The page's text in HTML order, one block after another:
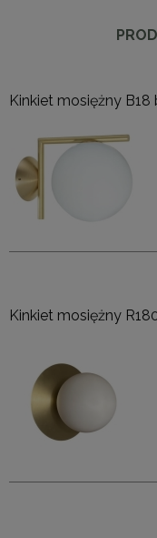
Kinkiet mosiężny B18
Kinkiet mosiężny